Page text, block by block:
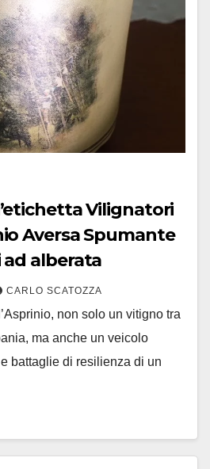
Vilignatori
Aversa Spumante
alberata
CARLO SCATOZZA
non solo un vitigno tra
ma anche un veicolo
battaglie di resilienza di un